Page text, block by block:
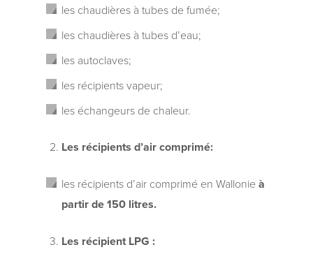
les chaudières à tubes de fumée;
les chaudières à tubes d’eau;
les autoclaves;
les récipients vapeur;
les échangeurs de chaleur.
Les récipients d’air comprimé:
les récipients d’air comprimé en Wallonieà
partir de 150 litres.
Les récipient LPG :